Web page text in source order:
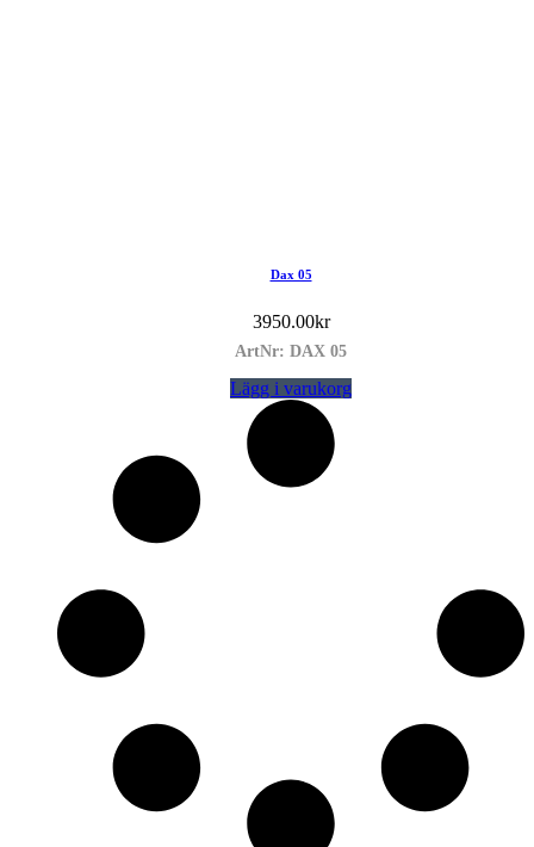
Dax 05
3950.00kr
ArtNr: DAX 05
Lägg i varukorg